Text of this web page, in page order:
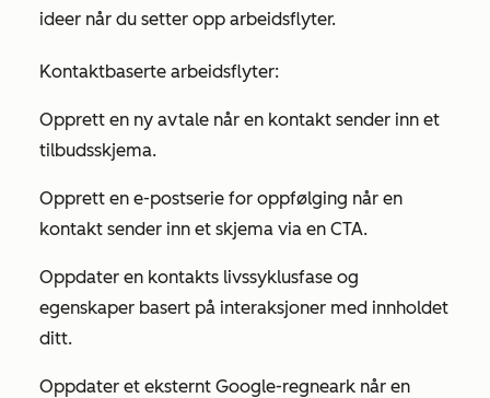
ideer når du setter opp arbeidsflyter.
Kontaktbaserte arbeidsflyter:
Opprett en ny avtale når en kontakt sender inn et
tilbudsskjema.
Opprett en e-postserie for oppfølging når en
kontakt sender inn et skjema via en CTA.
Oppdater en kontakts livssyklusfase og
egenskaper basert på interaksjoner med innholdet
ditt.
Oppdater et eksternt Google-regneark når en